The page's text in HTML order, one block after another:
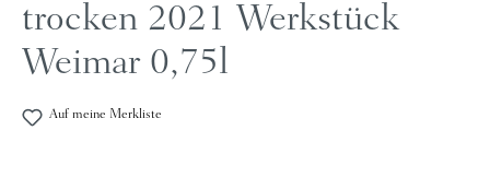
trocken 2021 Werkstück
Weimar 0,75l
Auf meine Merkliste